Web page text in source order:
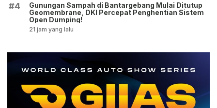
#4
Gunungan Sampah di Bantargebang Mulai Ditutup
Geomembrane, DKI Percepat Penghentian Sistem
Open Dumping!
21 jam yang lalu